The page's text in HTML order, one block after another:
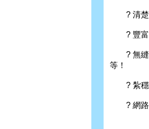
? 清楚明
? 豐富滿
? 無縫接
等！
? 紮穩
? 網路